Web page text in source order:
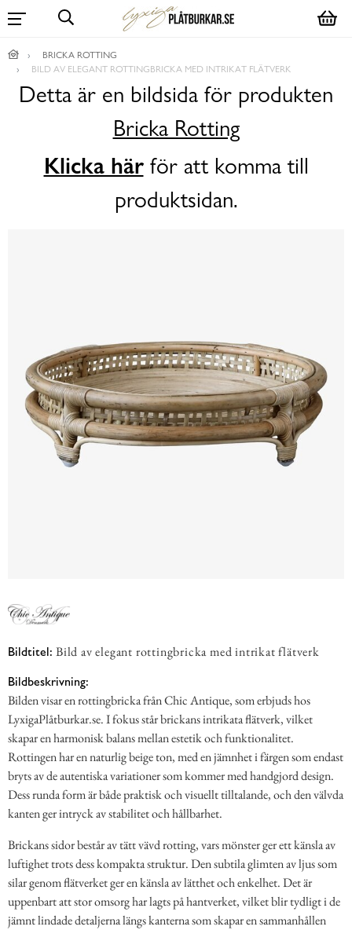
BRICKA ROTTING
BILD AV ELEGANT ROTTINGBRICKA MED INTRIKAT FLÄTVERK
Detta är en bildsida för produkten
Bricka Rotting
Klicka härför att komma till
produktsidan.
Bildtitel: Bild av elegant rottingbricka med intrikat flätverk
Bildbeskrivning:
Bilden visar en rottingbricka från Chic Antique, som erbjuds hos
LyxigaPlåtburkar.se. I fokus står brickans intrikata flätverk, vilket
skapar en harmonisk balans mellan estetik och funktionalitet.
Rottingen har en naturlig beige ton, med en jämnhet i färgen som endast
bryts av de autentiska variationer som kommer med handgjord design.
Dess runda form är både praktisk och visuellt tilltalande, och den välvda
kanten ger intryck av stabilitet och hållbarhet.
Brickans sidor består av tätt vävd rotting, vars mönster ger ett känsla av
luftighet trots dess kompakta struktur. Den subtila glimten av ljus som
silar genom flätverket ger en känsla av lätthet och enkelhet. Det är
uppenbart att stor omsorg har lagts på hantverket, vilket blir tydligt i de
jämnt lindade detaljerna längs kanterna som skapar en sammanhållen